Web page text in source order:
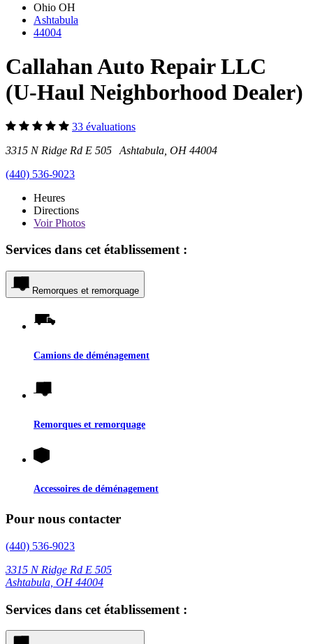
Ohio OH
Ashtabula
44004
Callahan Auto Repair LLC
(U-Haul Neighborhood Dealer)
33 évaluations
3315 N Ridge Rd E 505 Ashtabula, OH 44004
(440) 536-9023
Heures
Directions
VoirPhotos
Services dans cet établissement :
Remorques et remorquage
Camions de déménagement
Remorques et remorquage
Accessoires de déménagement
Pour nous contacter
(440) 536-9023
3315 N Ridge Rd E 505
Ashtabula, OH 44004
Services dans cet établissement :